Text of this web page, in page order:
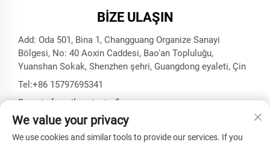
BIZE ULAŞIN
Add: Oda 501, Bina 1, Changguang Organize Sanayi
Bölgesi, No: 40 Aoxin Caddesi, Bao'an Topluluğu,
Yuanshan Sokak, Shenzhen şehri, Guangdong eyaleti, Çin
Tel:+86 15797695341
E-posta:[email protected]
We value your privacy
We use cookies and similar tools to provide our services. If you